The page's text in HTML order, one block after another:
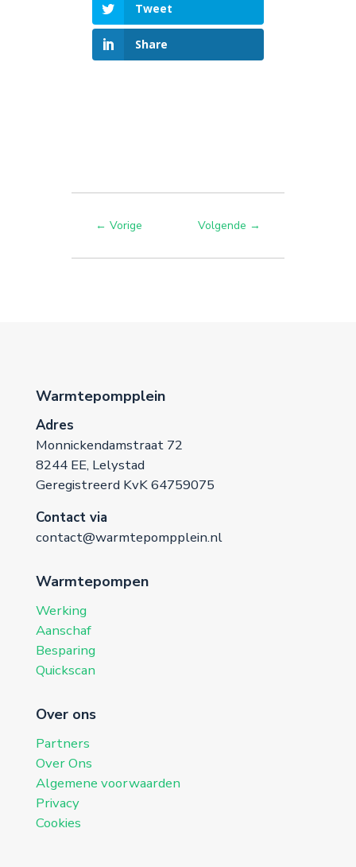
Tweet
Share
← Vorige Volgende →
Warmtepompplein
Adres
Monnickendamstraat 72
8244 EE, Lelystad
Geregistreerd KvK 64759075
Contact via
contact@warmtepompplein.nl
Warmtepompen
Werking
Aanschaf
Besparing
Quickscan
Over ons
Partners
Over Ons
Algemene voorwaarden
Privacy
Cookies